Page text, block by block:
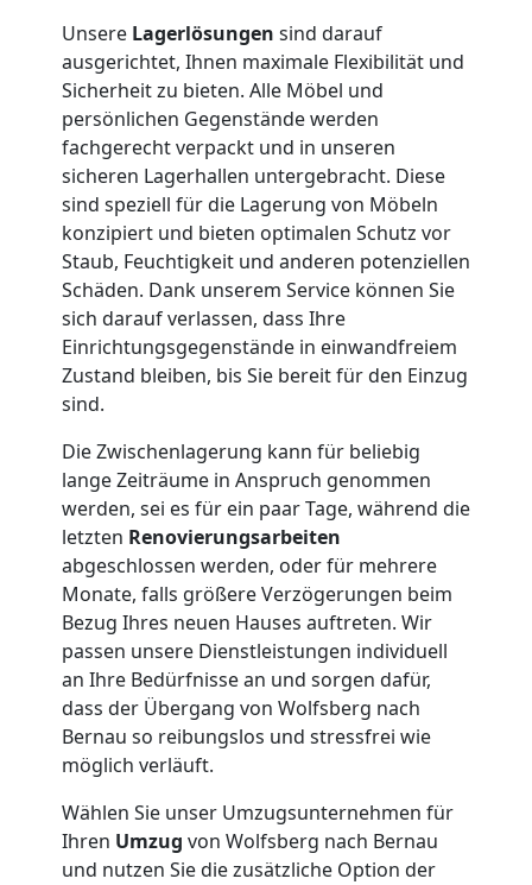
Unsere Lagerlösungen sind darauf
ausgerichtet, Ihnen maximale Flexibilität und
Sicherheit zu bieten. Alle Möbel und
persönlichen Gegenstände werden
fachgerecht verpackt und in unseren
sicheren Lagerhallen untergebracht. Diese
sind speziell für die Lagerung von Möbeln
konzipiert und bieten optimalen Schutz vor
Staub, Feuchtigkeit und anderen potenziellen
Schäden. Dank unserem Service können Sie
sich darauf verlassen, dass Ihre
Einrichtungsgegenstände in einwandfreiem
Zustand bleiben, bis Sie bereit für den Einzug
sind.
Die Zwischenlagerung kann für beliebig
lange Zeiträume in Anspruch genommen
werden, sei es für ein paar Tage, während die
letzten Renovierungsarbeiten
abgeschlossen werden, oder für mehrere
Monate, falls größere Verzögerungen beim
Bezug Ihres neuen Hauses auftreten. Wir
passen unsere Dienstleistungen individuell
an Ihre Bedürfnisse an und sorgen dafür,
dass der Übergang von Wolfsberg nach
Bernau so reibungslos und stressfrei wie
möglich verläuft.
Wählen Sie unser Umzugsunternehmen für
Ihren Umzug von Wolfsberg nach Bernau
und nutzen Sie die zusätzliche Option der
Umzug